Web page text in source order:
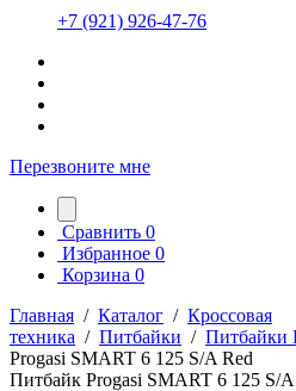
+7 (921) 926-47-76
Перезвоните мне
Сравнить 0
Избранное 0
Корзина 0
Главная / Каталог / Кроссовая
техника / Питбайки / Питбайки
Progasi SMART 6 125 S/A Red
Питбайк Progasi SMART 6 125 S/A